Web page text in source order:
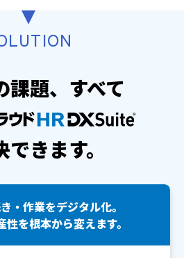
課題、すべて
きます。
・作業をデジタル化。
を根本から変えます。